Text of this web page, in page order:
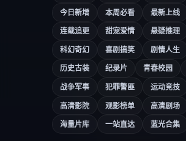
今日新增
本周必看 最新上线
连载追更
甜宠爱情 悬疑推理
科幻奇幻
喜剧搞笑 剧情人生
历史古装
纪录片 青春校园
战争军事
犯罪警匪 运动竞技
高清影院
观影榜单 高清剧场
海量片库
一站直达 蓝光合集